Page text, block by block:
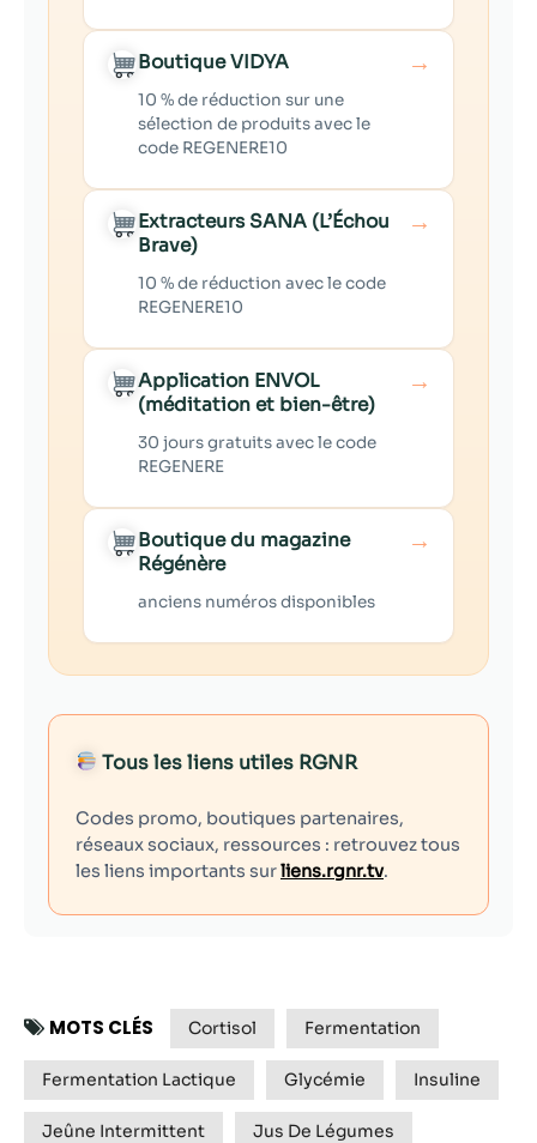
Boutique VIDYA
10 % de réduction sur une
sélection de produits avec le
code REGENERE10
→
Extracteurs SANA (L’Échou
Brave)
10 % de réduction avec le code
REGENERE10
→
Application ENVOL
(méditation et bien-être)
30 jours gratuits avec le code
REGENERE
→
Boutique du magazine
Régénère
anciens numéros disponibles
→
Tous les liens utiles RGNR
Codes promo, boutiques partenaires,
réseaux sociaux, ressources : retrouvez tous
les liens importants surliens.rgnr.tv.
MOTS CLÉS Cortisol Fermentation
Fermentation Lactique Glycémie Insuline
Jeûne Intermittent Jus De Légumes